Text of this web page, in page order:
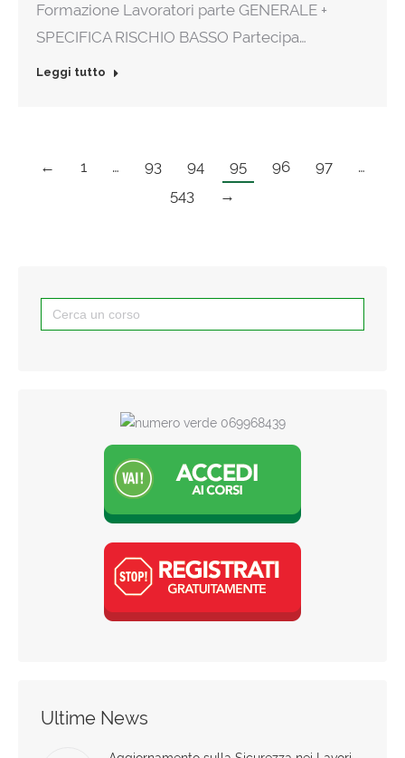
Formazione Lavoratori parte GENERALE +
SPECIFICA RISCHIO BASSO Partecipa…
Leggi tutto
← 1 … 93 94 95 96 97
…
543
→
Search
for:
Ultime News